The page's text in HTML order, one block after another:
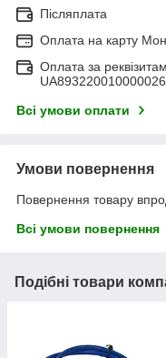
Післяплата
Оплата на карту
Оплата за
Всі умови оплати
Умови повернення
Повернення товару
Всі умови повернення
Подібні товари